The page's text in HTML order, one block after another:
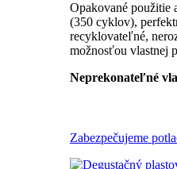
Opakované použitie
(350 cyklov),
recyklovateľné,
možnosťou vlastnej
Neprekonateľné
Zabezpečujeme